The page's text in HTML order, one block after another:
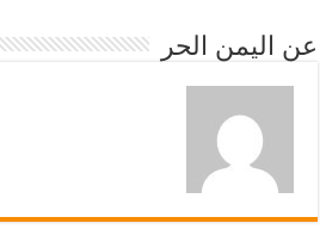
عن اليمن الحر